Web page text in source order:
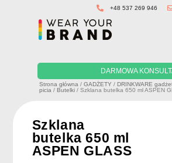
+48 537 269 946
DARMOWA
Strona główna /GADŻETY / DRINKWARE
picia / Butelki / Szklana butelka 650 ml ASPEN
Szklana
butelka 650 ml
ASPEN GLASS